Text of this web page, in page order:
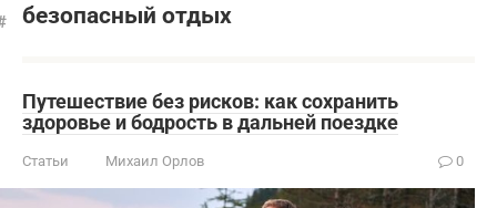
безопасный отдых
Путешествие без рисков: как сохранить
здоровье и бодрость в дальней поездке
Статьи Михаил Орлов 0